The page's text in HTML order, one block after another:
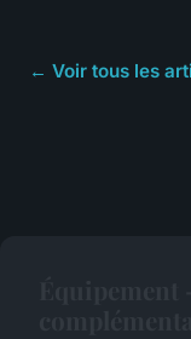
← Voir tous les